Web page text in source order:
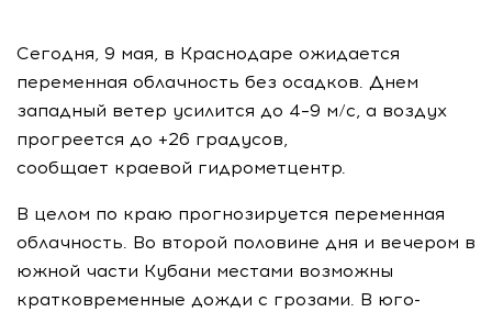
Сегодня, 9 мая, в Краснодаре ожидается
переменная облачность без осадков. Днем
западный ветер усилится до 4–9 м/с, а воздух
прогреется до +26 градусов,
сообщает краевой гидрометцентр.
В целом по краю прогнозируется переменная
облачность. Во второй половине дня и вечером в
южной части Кубани местами возможны
кратковременные дожди с грозами. В юго-